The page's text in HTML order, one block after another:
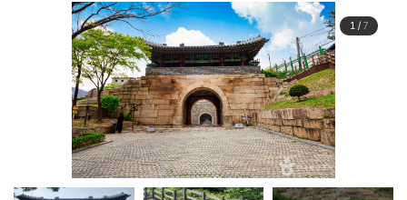
1/ 7